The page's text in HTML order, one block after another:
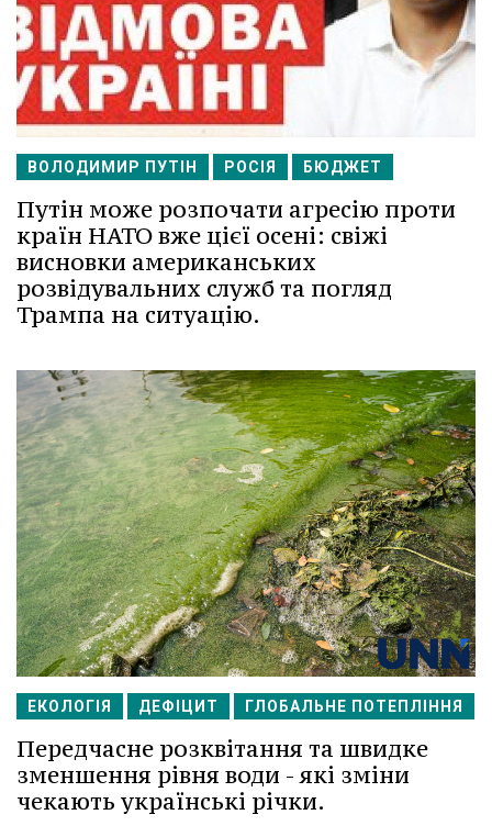
ВОЛОДИМИР ПУТІН РОСІЯ БЮДЖЕТ
Путін може розпочати агресію проти
країн НАТО вже цієї осені: свіжі
висновки американських
розвідувальних служб та погляд
Трампа на ситуацію.
ЕКОЛОГІЯ ДЕФІЦИТ ГЛОБАЛЬНЕ ПОТЕПЛІННЯ
Передчасне розквітання та швидке
зменшення рівня води - які зміни
чекають українські річки.